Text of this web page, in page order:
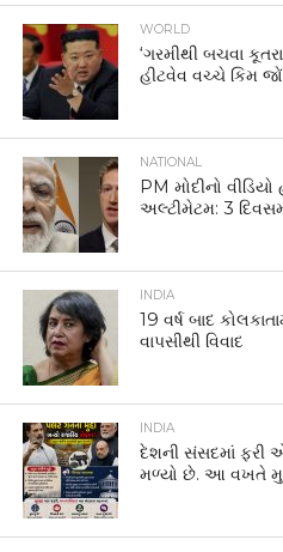
WORLD
‘ગરમીથી બચવા
હીટવેવ વચ્ચે કિમ
NATIONAL
PM મોદીનો
અલ્ટીમેટમ: 3
INDIA
19 વર્ષ બાદ
વાપસીથી વિવાદ
INDIA
દેશની સંસદમાં ફરી
મળ્યો છે. આ વખતે